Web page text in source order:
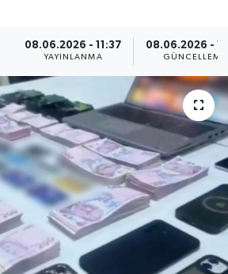
08.06.2026 - 11:37
YAYINLANMA
08.06.2026 -
GÜNCELLEME